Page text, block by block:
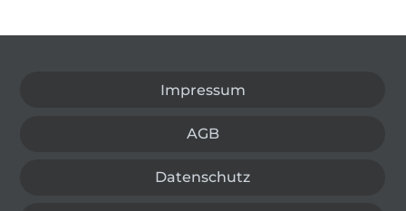
Impressum
AGB
Datenschutz